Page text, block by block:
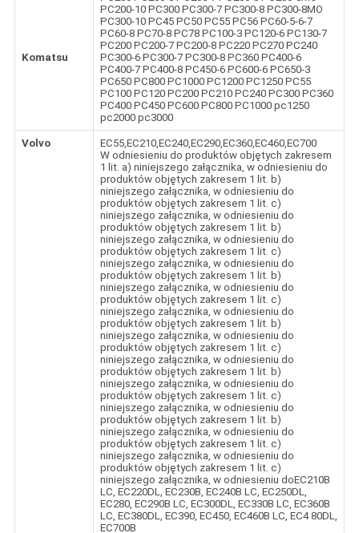
Komatsu
PC200-10 PC300 PC300-7 PC300-8 PC300-8MO
PC300-10 PC45 PC50 PC55 PC56 PC60-5-6-7
PC60-8 PC70-8 PC78 PC100-3 PC120-6 PC130-7
PC200 PC200-7 PC200-8 PC220 PC270 PC240
PC300-6 PC300-7 PC300-8 PC360 PC400-6
PC400-7 PC400-8 PC450-6 PC600-6 PC650-3
PC650 PC800 PC1000 PC1200 PC1250 PC55
PC100 PC120 PC200 PC210 PC240 PC300 PC360
PC400 PC450 PC600 PC800 PC1000 pc1250
pc2000 pc3000
Volvo
EC55,EC210,EC240,EC290,EC360,EC460,EC700
W odniesieniu do produktów objętych zakresem
1 lit. a) niniejszego załącznika, w odniesieniu do
produktów objętych zakresem 1 lit. b)
niniejszego załącznika, w odniesieniu do
produktów objętych zakresem 1 lit. c)
niniejszego załącznika, w odniesieniu do
produktów objętych zakresem 1 lit. b)
niniejszego załącznika, w odniesieniu do
produktów objętych zakresem 1 lit. c)
niniejszego załącznika, w odniesieniu do
produktów objętych zakresem 1 lit. b)
niniejszego załącznika, w odniesieniu do
produktów objętych zakresem 1 lit. c)
niniejszego załącznika, w odniesieniu do
produktów objętych zakresem 1 lit. b)
niniejszego załącznika, w odniesieniu do
produktów objętych zakresem 1 lit. c)
niniejszego załącznika, w odniesieniu do
produktów objętych zakresem 1 lit. b)
niniejszego załącznika, w odniesieniu do
produktów objętych zakresem 1 lit. c)
niniejszego załącznika, w odniesieniu do
produktów objętych zakresem 1 lit. b)
niniejszego załącznika, w odniesieniu do
produktów objętych zakresem 1 lit. c)
niniejszego załącznika, w odniesieniu do
produktów objętych zakresem 1 lit. c)
niniejszego załącznika, w odniesieniu doEC210B
LC, EC220DL, EC230B, EC240B LC, EC250DL,
EC280, EC290B LC, EC300DL, EC330B LC, EC360B
LC, EC380DL, EC390, EC450, EC460B LC, EC4 80DL,
EC700B